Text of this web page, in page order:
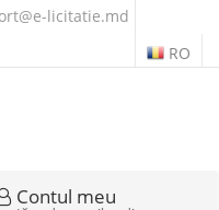
@e-licitatie.md
RO
Contul meu